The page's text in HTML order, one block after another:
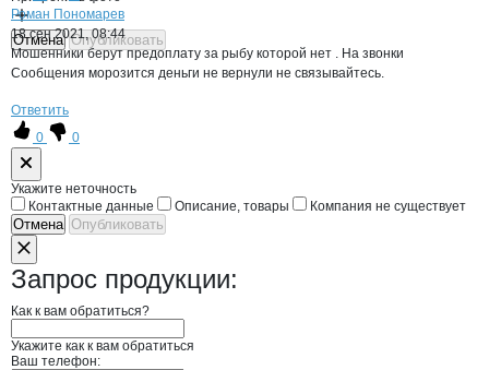
Отмена Опубликовать
Роман Пономарев
18 сен 2021, 08:44
Мошенники берут предоплату за рыбу которой нет . На звонки
Сообщения морозится деньги не вернули не связывайтесь.
Ответить
0
0
Форма обратной связи о неточностях
Укажите неточность
Контактные данные
Описание, товары Компания не существует
Отмена Опубликовать
Запрос продукции:
Как к вам обратиться?
Укажите как к вам обратиться
Ваш телефон: